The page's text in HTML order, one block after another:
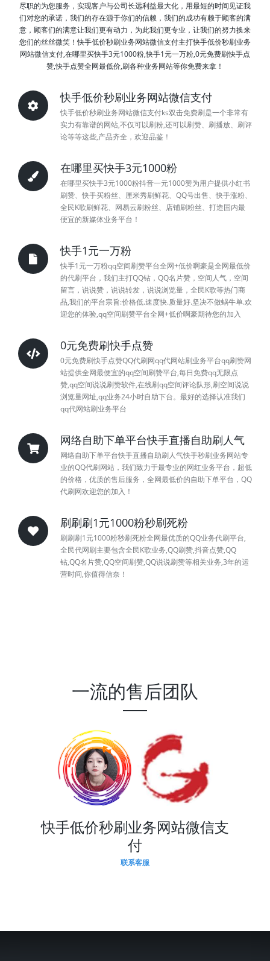
尽职的为您服务，实现客户与公司长远利益最大化，用最短的时间见证我
们对您的承诺，我们的存在源于你们的信赖，我们的成功有赖于顾客的满
意，顾客们的满意让我们更有动力，为此我们更专业，让我们的努力换来
您们的丝丝微笑！快手低价秒刷业务网站微信支付主打快手低价秒刷业务
网站微信支付,在哪里买快手3元1000粉,快手1元一万粉,0元免费刷快手点
赞,快手点赞全网最低价,刷各种业务网站等你免费来拿！
快手低价秒刷业务网站微信支付
快手低价秒刷业务网站微信支付ks双击免费刷是一个非常有
实力有靠谱的网站,不仅可以刷粉,还可以刷赞、刷播放、刷评
论等等这些,产品齐全，欢迎品鉴！
在哪里买快手3元1000粉
在哪里买快手3元1000粉抖音一元1000赞为用户提供小红书
刷赞、快手买粉丝、厘米秀刷鲜花、QQ号出售、快手涨粉、
全民K歌刷鲜花、网易云刷粉丝、店铺刷粉丝、打造国内最
便宜的新媒体业务平台！
快手1元一万粉
快手1元一万粉qq空间刷赞平台全网+低价啊豪是全网最低价
的代刷平台，我们主打QQ钻，QQ名片赞，空间人气，空间
留言，说说赞，说说转发，说说浏览量，全民K歌等热门商
品,我们的平台宗旨:价格低.速度快.质量好.坚决不做蜗牛单.欢
迎您的体验,qq空间刷赞平台全网+低价啊豪期待您的加入
0元免费刷快手点赞
0元免费刷快手点赞QQ代刷网qq代网站刷业务平台qq刷赞网
站提供全网最便宜的qq空间刷赞平台,每日免费qq无限点
赞,qq空间说说刷赞软件,在线刷qq空间评论队形,刷空间说说
浏览量网址,qq业务24小时自助下台。最好的选择认准我们
qq代网站刷业务平台
网络自助下单平台快手直播自助刷人气
网络自助下单平台快手直播自助刷人气快手秒刷业务网站专
业的QQ代刷网站，我们致力于最专业的网红业务平台，超低
的价格，优质的售后服务，全网最低价的自助下单平台，QQ
代刷网欢迎您的加入！
刷刷刷1元1000粉秒刷死粉
刷刷刷1元1000粉秒刷死粉全网最优质的QQ业务代刷平台,
全民代网刷主要包含全民K歌业务,QQ刷赞,抖音点赞,QQ
钻,QQ名片赞,QQ空间刷赞,QQ说说刷赞等相关业务,3年的运
营时间,你值得信奈！
一流的售后团队
快手低价秒刷业务网站微信支
付
联系客服